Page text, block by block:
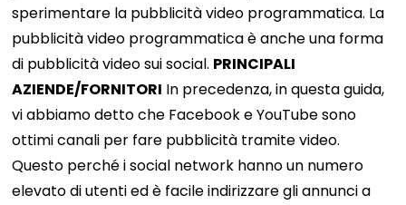
sperimentare la pubblicità video programmatica. La
pubblicità video programmatica è anche una forma
di pubblicità video sui social. PRINCIPALI
AZIENDE/FORNITORI In precedenza, in questa guida,
vi abbiamo detto che Facebook e YouTube sono
ottimi canali per fare pubblicità tramite video.
Questo perché i social network hanno un numero
elevato di utenti ed è facile indirizzare gli annunci a